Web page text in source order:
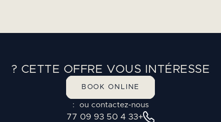
CETTE OFFRE VOUS INTÉRESSE ?
BOOK ONLINE
ou contactez-nous :
+33 4 50 93 09 77